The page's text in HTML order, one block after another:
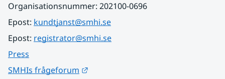
Organisationsnummer: 202100-0696
Epost: kundtjanst@smhi.se
Epost: registrator@smhi.se
Press
SMHIs frågeforum